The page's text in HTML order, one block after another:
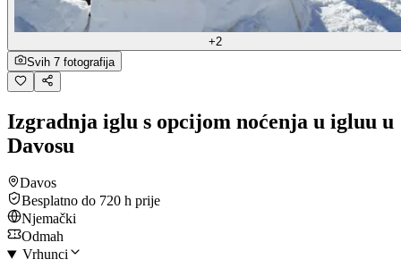
+2
Svih 7 fotografija
Izgradnja iglu s opcijom noćenja u igluu u
Davosu
Davos
Besplatno do 720 h prije
Njemački
Odmah
Vrhunci